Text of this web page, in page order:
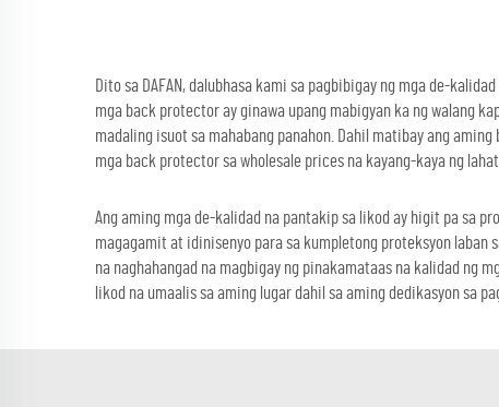
Dito sa DAFAN, dalubhasa kami sa pagbibigay ng mga de-
mga back protector ay ginawa upang mabigyan ka ng walang
madaling isuot sa mahabang panahon. Dahil matibay ang
mga back protector sa wholesale prices na kayang-kaya ng
Ang aming mga de-kalidad na pantakip sa likod ay higit pa sa
magagamit at idinisenyo para sa kumpletong proteksyon laban
na naghahangad na magbigay ng pinakamataas na kalidad ng
likod na umaalis sa aming lugar dahil sa aming dedikasyon sa